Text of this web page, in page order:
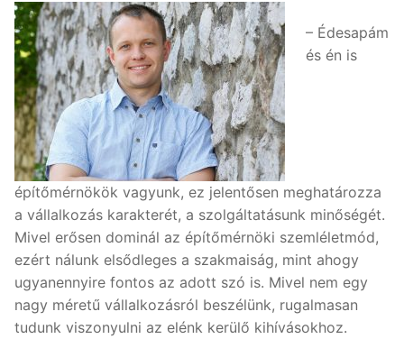
– Édesapám
és én is
építőmérnökök vagyunk, ez jelentősen meghatározza
a vállalkozás karakterét, a szolgáltatásunk minőségét.
Mivel erősen dominál az építőmérnöki szemléletmód,
ezért nálunk elsődleges a szakmaiság, mint ahogy
ugyanennyire fontos az adott szó is. Mivel nem egy
nagy méretű vállalkozásról beszélünk, rugalmasan
tudunk viszonyulni az elénk kerülő kihívásokhoz.